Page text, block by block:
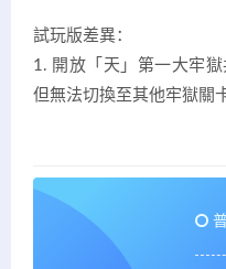
試玩版差異：
1. 開放「天」第一大牢
但無法切換至其他牢獄關